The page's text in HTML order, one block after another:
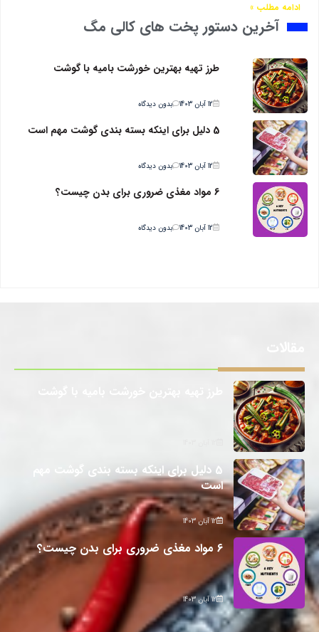
ادامه مطلب »
آخرین دستور پخت های کالی مگ
طرز تهیه بهترین خورشت بامیه با گوشت
12 آبان 1403 بدون دیدگاه
5 دلیل برای اینکه بسته بندی گوشت مهم است
12 آبان 1403 بدون دیدگاه
6 مواد مغذی ضروری برای بدن چیست؟
12 آبان 1403 بدون دیدگاه
5 دلیل برای اینکه بسته بندی گوشت مهم
است
12 آبان 1403
6 مواد مغذی ضروری برای بدن چیست؟
12 آبان 1403